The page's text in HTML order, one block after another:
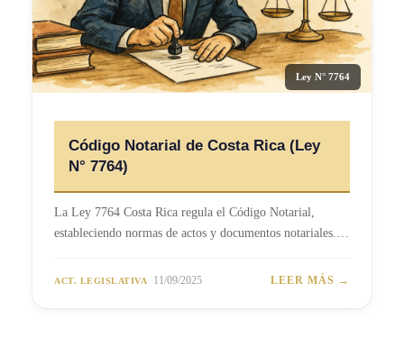
Ley N° 7764
Código Notarial de Costa Rica (Ley
N° 7764)
La Ley 7764 Costa Rica regula el Código Notarial,
estableciendo normas de actos y documentos notariales.…
ACT. LEGISLATIVA 11/09/2025 LEER MÁS →